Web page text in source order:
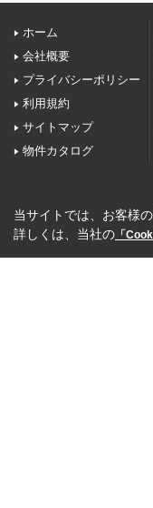
ホーム
会社概要
プライバシーポリシー
利用規約
サイトマップ
物件カタログ
当サイトでは、お客様
詳しくは、当社の 「